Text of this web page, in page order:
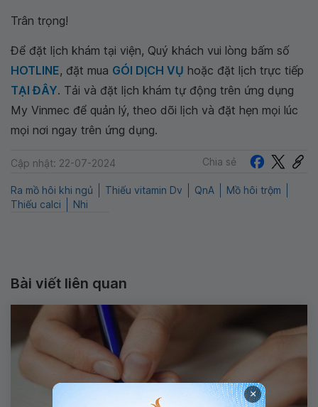
Trân trọng!
Để đặt lịch khám tại viện, Quý khách vui lòng bấm số
HOTLINE, đặt mua GÓI DỊCH VỤ hoặc đặt lịch trực tiếp
TẠI ĐÂY. Tải và đặt lịch khám tự động trên ứng dụng
My Vinmec để quản lý, theo dõi lịch và đặt hẹn mọi lúc
mọi nơi ngay trên ứng dụng.
Cập nhật: 22-07-2024 Chia sẻ
Ra mồ hôi khi ngủ Thiếu vitamin Dv QnA
Mồ hôi trộm
Thiếu calci
Nhi
Bài viết liên quan
×